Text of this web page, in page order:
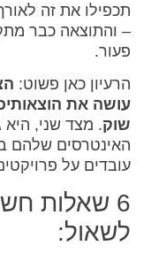
תכפילו את זה
– והתוצאה כבר
פעור.
הרעיון כאן פשוט:
עושה את
שוק. מצד שני,
האינטרסים שלהם
עובדים על
6 שאלות
לשאול: